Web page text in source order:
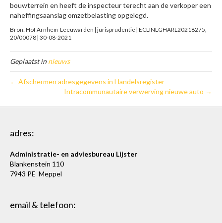
bouwterrein en heeft de inspecteur terecht aan de verkoper een
naheffingsaanslag omzetbelasting opgelegd.
Bron: Hof Arnhem-Leeuwarden | jurisprudentie | ECLINLGHARL20218275,
20/00078 | 30-08-2021
Geplaatst innieuws
← Afschermen adresgegevens in Handelsregister
Intracommunautaire verwerving nieuwe auto →
adres:
Administratie- en adviesbureau Lijster
Blankenstein 110
7943 PE Meppel
email & telefoon: